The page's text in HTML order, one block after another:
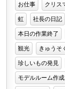
お仕事 クリス
虹 社長の日記
本日の作業終了
観光 きゅうそ
珍しいもの発見
モデルルーム作成